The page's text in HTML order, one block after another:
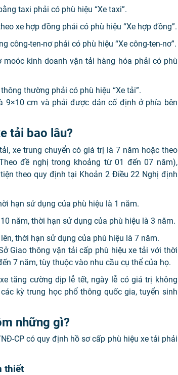
taxi phải có phù hiệu “Xe taxi”.
xe hợp đồng phải có phù hiệu “Xe hợp đồng”.
công-ten-nơ phải có phù hiệu “Xe công-ten-nơ”.
kinh doanh vận tải hàng hóa phải có phù
thường phải có phù hiệu “Xe tải”.
9×10 cm và phải được dán cố định ở phía bên
tải bao lâu?
xe trung chuyển có giá trị là 7 năm hoặc theo
đề nghị trong khoảng từ 01 đến 07 năm),
theo quy định tại Khoản 2 Điều 22 Nghị định
hạn sử dụng của phù hiệu là 1 năm.
năm, thời hạn sử dụng của phù hiệu là 3 năm.
thời hạn sử dụng của phù hiệu là 7 năm.
Giao thông vận tải cấp phù hiệu xe tải với thời
7 năm, tùy thuộc vào nhu cầu cụ thể của họ.
tăng cường dịp lễ tết, ngày lễ có giá trị không
kỳ trung học phổ thông quốc gia, tuyển sinh
những gì?
CP có quy định hồ sơ cấp phù hiệu xe tải phải
thiết